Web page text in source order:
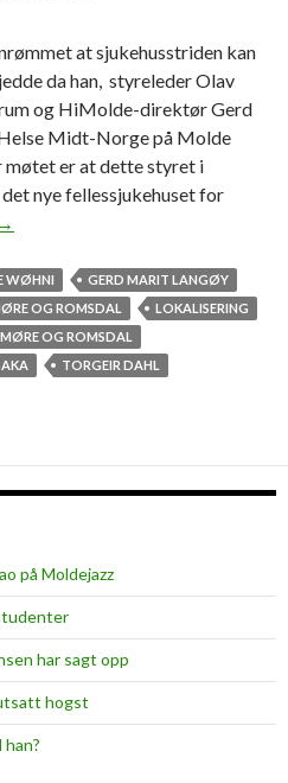
at sjukehusstriden kan
da han, styreleder Olav
og HiMolde-direktør Gerd
Midt-Norge på Molde
møtet er at dette styret i
nye fellessjukehuset for
–
s
→
WØHNI
GERD MARIT LANGØY
OG ROMSDAL
LOKALISERING
OG ROMSDAL
TORGEIR DAHL
på Moldejazz
har sagt opp
hogst